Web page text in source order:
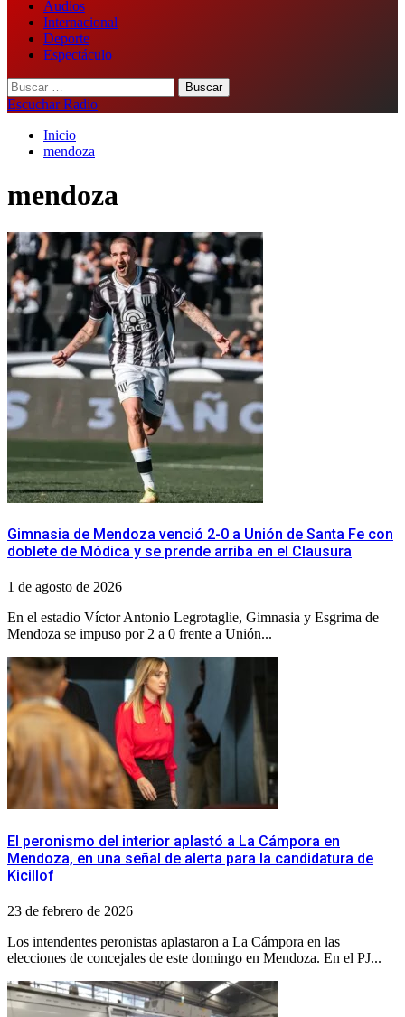
Audios
Internacional
Deporte
Espectáculo
Buscar:
Escuchar Radio
Inicio
mendoza
mendoza
Gimnasia de Mendoza venció 2-0 a Unión de Santa Fe con
doblete de Módica y se prende arriba en el Clausura
1 de agosto de 2026
En el estadio Víctor Antonio Legrotaglie, Gimnasia y Esgrima de
Mendoza se impuso por 2 a 0 frente a Unión...
El peronismo del interior aplastó a La Cámpora en
Mendoza, en una señal de alerta para la candidatura de
Kicillof
23 de febrero de 2026
Los intendentes peronistas aplastaron a La Cámpora en las
elecciones de concejales de este domingo en Mendoza. En el PJ...